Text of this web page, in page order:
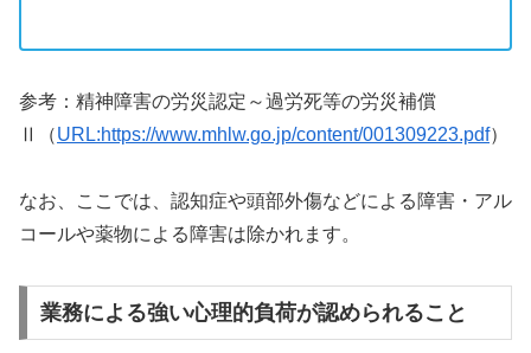
参考：精神障害の労災認定～過労死等の労災補償
Ⅱ（URL:https://www.mhlw.go.jp/content/001309223.pdf）
なお、ここでは、認知症や頭部外傷などによる障害・アル
コールや薬物による障害は除かれます。
業務による強い⼼理的負荷が認められること